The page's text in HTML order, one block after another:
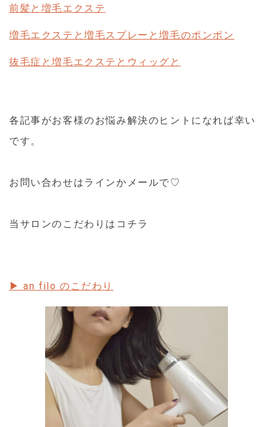
前髪と増毛エクステ
増毛エクステと増毛スプレーと増毛のポンポン
抜毛症と増毛エクステとウィッグと
各記事がお客様のお悩み解決のヒントになれば幸い
です。
お問い合わせはラインかメールで♡
当サロンのこだわりはコチラ
▶ an filo のこだわり